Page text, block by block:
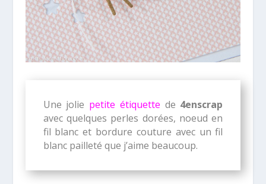
Une jolie petite étiquette de 4enscrap
avec quelques perles dorées, noeud en
fil blanc et bordure couture avec un fil
blanc pailleté que j’aime beaucoup.